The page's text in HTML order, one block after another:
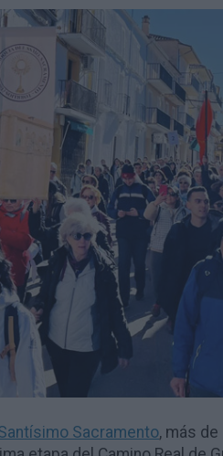
Sacramento, más de